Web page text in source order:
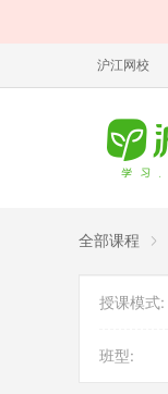
沪江网校
全部课程
授课模式:
班型: